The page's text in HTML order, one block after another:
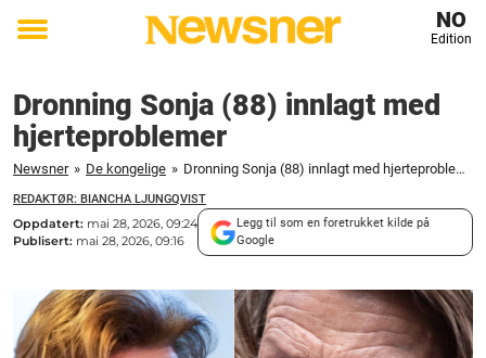
Toggle
NO
Edition
Dronning Sonja (88) innlagt med
hjerteproblemer
Newsner » De kongelige » Dronning Sonja (88) innlagt med hjerteproblemer
REDAKTØR: BIANCHA LJUNGQVIST
Oppdatert: mai 28, 2026, 09:24
Publisert: mai 28, 2026, 09:16
Legg til som en foretrukket kilde på
Google